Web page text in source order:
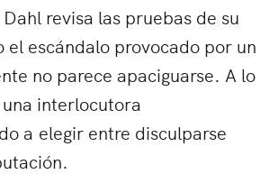
revisa las pruebas de su
escándalo provocado por un
no parece apaciguarse. A lo
interlocutora
a elegir entre disculparse